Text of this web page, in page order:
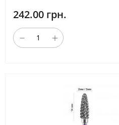
242.00 грн.